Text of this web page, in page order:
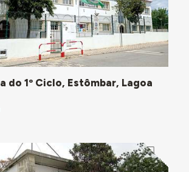
do 1º Ciclo, Estômbar, Lagoa